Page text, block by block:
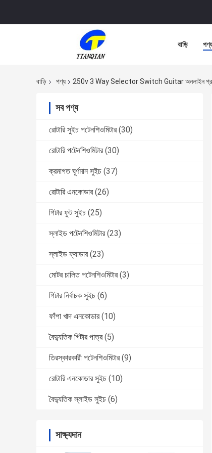
বাড়ি পণ্য
বাড়ি পণ্য 250v 3 Way Selector Switch Guitar অনলাইন
সব পণ্য
রোটারি সুইচ পটেনশিওমিটার (30)
রোটারি পটেনশিওমিটার (30)
ক্রমাগত ঘূর্ণমান সুইচ (37)
রোটারি এনকোডার (26)
গিটার ফুট সুইচ (25)
স্লাইড পটেনশিওমিটার (23)
স্লাইড ফ্যাডার (23)
মোটর চালিত পটেনশিওমিটার (3)
গিটার নির্বাচক সুইচ (6)
ফাঁপা খাদ এনকোডার (10)
বৈদ্যুতিক গিটার পাত্র (5)
তিরস্কারকারী পটেনশিওমিটার (9)
রোটারি এনকোডার সুইচ (10)
বৈদ্যুতিক স্লাইড সুইচ (6)
সাক্ষ্যদান